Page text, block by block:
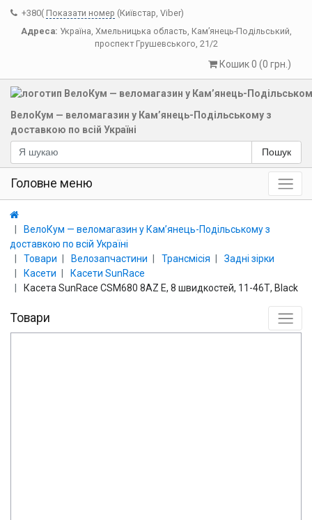
+380( Показати номер (Київстар, Viber)
Адреса: Україна, Хмельницька область, Кам’янець-Подільський,
проспект Грушевського, 21/2
Кошик 0 (0 грн.)
ВелоКум — веломагазин у Кам’янець-Подільському з
доставкою по всій Україні
Пошук
Головне меню
ВелоКум — веломагазин у Кам’янець-Подільському з
доставкою по всій Україні
Товари
Велозапчастини Трансмісія
Задні зірки
Касети
Касети SunRace
Касета SunRace CSM680 8AZ E, 8 швидкостей, 11-46Т, Black
Товари